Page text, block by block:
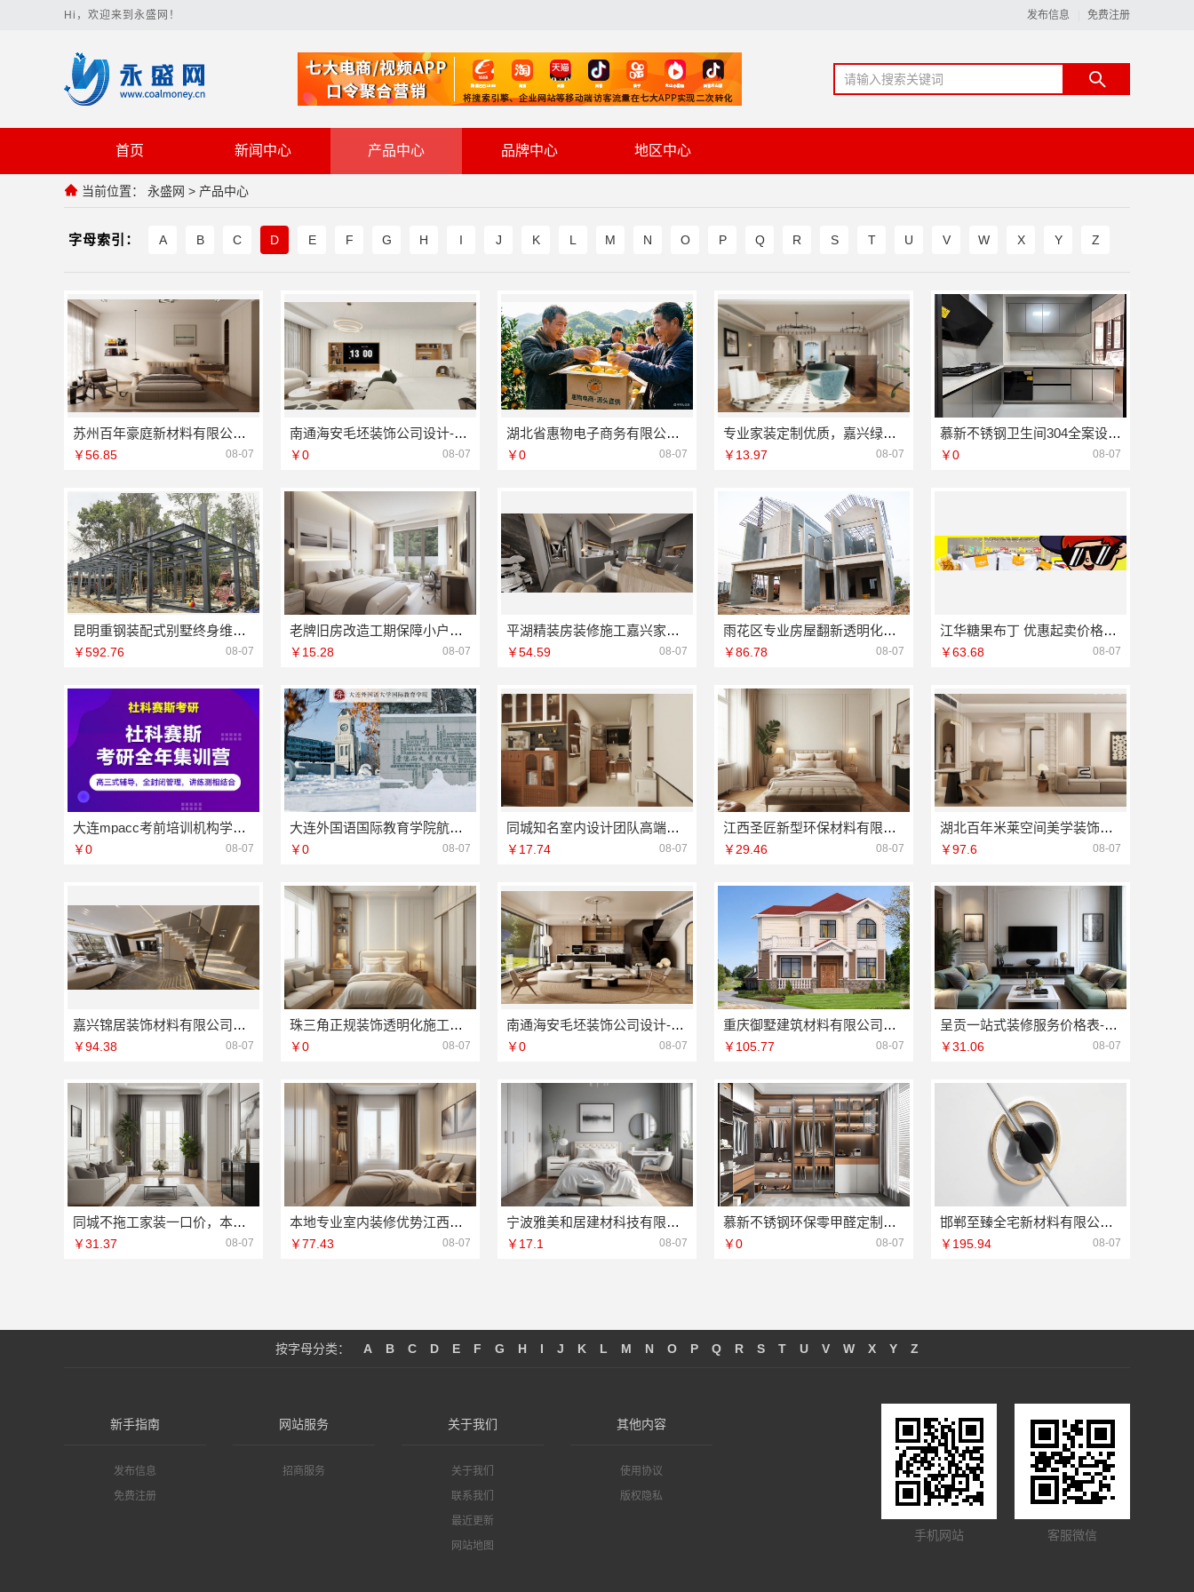
Hi，欢迎来到永盛网！ 发布信息 免费注册
首页 新闻中心 产品中心 品牌中心 地区中心
当前位置： 永盛网 > 产品中心
字母索引： A B C D E F G H I J K L M N O P Q R S T U V W X Y Z
苏州百年豪庭新材料有限公司-相城就近家装服务报价
￥56.85 08-07
南通海安毛坯装饰公司设计-南通宏域全宅装饰建材有限公司
￥0 08-07
湖北省惠物电子商务有限公司最新生鲜食品网站价格
￥0 08-07
专业家装定制优质，嘉兴绿色之家建材科技有限公司
￥13.97 08-07
慕新不锈钢卫生间304全案设计方案
￥0 08-07
昆明重钢装配式别墅终身维保，云南晟构建筑建材有限公司全程守护
￥592.76 08-07
老牌旧房改造工期保障小户型选浙江臻美新型建材有限公司
￥15.28 08-07
平湖精装房装修施工嘉兴家美建材科技有限公司专业
￥54.59 08-07
雨花区专业房屋翻新透明化施工湖南创益讯建筑有限公司
￥86.78 08-07
江华糖果布丁 优惠起卖价格不等
￥63.68 08-07
大连mpacc考前培训机构学费多少 社科赛斯会计专硕考研开启备考专属计划
￥0 08-07
大连外国语国际教育学院航空职教报名今日信息
￥0 08-07
同城知名室内设计团队高端嘉兴绿色之家建材科技有限公司
￥17.74 08-07
江西圣匠新型环保材料有限公司-室内装修设计施工厂家
￥29.46 08-07
湖北百年米莱空间美学装饰材料有限公司黄石设计装修实景案例
￥97.6 08-07
嘉兴锦居装饰材料有限公司：高端装饰怎么样
￥94.38 08-07
珠三角正规装饰透明化施工，广东鼎饰空间装饰工程有限公司
￥0 08-07
南通海安毛坯装饰公司设计-南通宏域全宅装饰建材有限公司
￥0 08-07
重庆御墅建筑材料有限公司江北木模报价工期短
￥105.77 08-07
呈贡一站式装修服务价格表-云南至高新型建材有限公司
￥31.06 08-07
同城不拖工家装一口价，本地快装（湖北）科技有限公司装修省心
￥31.37 08-07
本地专业室内装修优势江西圣匠新型环保材料有限公司
￥77.43 08-07
宁波雅美和居建材科技有限公司|宁波奉化家装装修线下门店地址
￥17.1 08-07
慕新不锈钢环保零甲醛定制服务
￥0 08-07
邯郸至臻全宅新材料有限公司，邯山健康设计引领绿色家装新风尚
￥195.94 08-07
按字母分类： A B C D E F G H I J K L M N O P Q R S T U V W X Y Z
新手指南
发布信息
免费注册
网站服务
招商服务
关于我们
关于我们
联系我们
最近更新
网站地图
其他内容
使用协议
版权隐私
手机网站 客服微信